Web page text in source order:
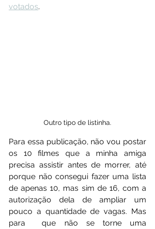
votados.
Outro tipo de listinha.
Para essa publicação, não vou postar
os 10 filmes que a minha amiga
precisa assistir antes de morrer, até
porque não consegui fazer uma lista
de apenas 10, mas sim de 16, com a
autorização dela de ampliar um
pouco a quantidade de vagas. Mas
para  que não se torne uma